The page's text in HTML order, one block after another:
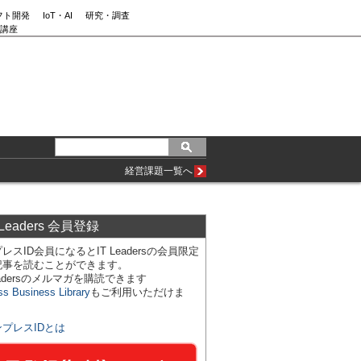
ト開発 IoT・AI
研究・調査
座
経営課題一覧へ
会員登録
スID会員になるとIT Leadersの会員限定
を読むことができます。
のメルマガを購読できます
Business Libraryもご利用いただけま
プレスIDとは